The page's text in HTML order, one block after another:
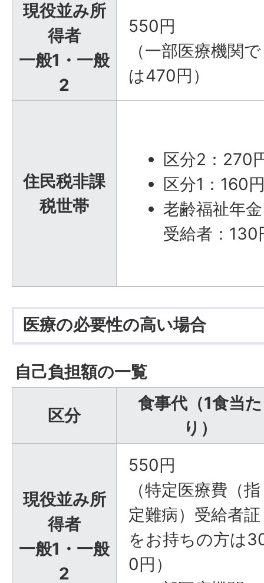
現役並み所
得者
一般1・一般
2
550円
（一部医療機関で
は470円）
住民税非課
税世帯
区分2：270
区分1：160
老齢福祉年金
受給者：130
医療の必要性の高い場合
自己負担額の一覧
区分
食事代（1食当た
り）
現役並み所
得者
一般1・一般
2
550円
（特定医療費（指
定難病）受給者証
をお持ちの方は
0円）